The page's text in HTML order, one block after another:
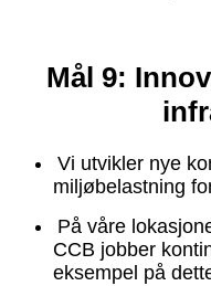
Mål 9:
Vi utvikler nye
miljøbelastning
På våre
CCB jobber
eksempel på